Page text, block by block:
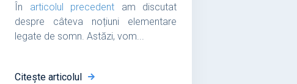
În articolul precedent am discutat
despre câteva noțiuni elementare
legate de somn. Astăzi, vom...
Citește articolul